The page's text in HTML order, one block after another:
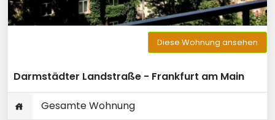
Diese Wohnung ansehen
Darmstädter Landstraße - Frankfurt am Main
Gesamte Wohnung